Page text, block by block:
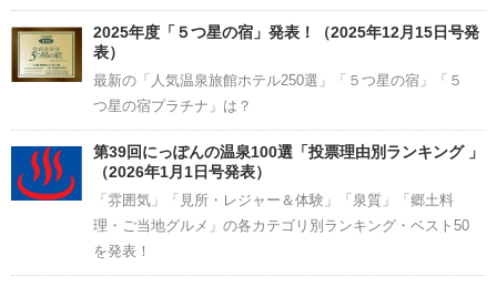
2025年度「５つ星の宿」発表！（2025年12月15日号発
表）
最新の「人気温泉旅館ホテル250選」「５つ星の宿」「５
つ星の宿プラチナ」は？
第39回にっぽんの温泉100選「投票理由別ランキング 」
（2026年1月1日号発表）
「雰囲気」「見所・レジャー＆体験」「泉質」「郷土料
理・ご当地グルメ」の各カテゴリ別ランキング・ベスト50
を発表！